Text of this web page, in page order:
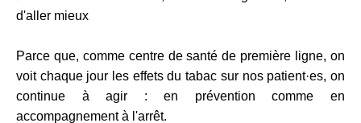
d'aller mieux
Parce que, comme centre de santé de première ligne, on
voit chaque jour les effets du tabac sur nos patient·es, on
continue à agir : en prévention comme en
accompagnement à l'arrêt.